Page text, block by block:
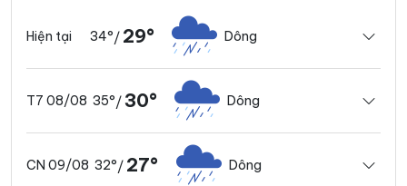
Hiện tại 34°/ 29° Dông
T7 08/08 35°/ 30° Dông
CN 09/08 32°/ 27° Dông